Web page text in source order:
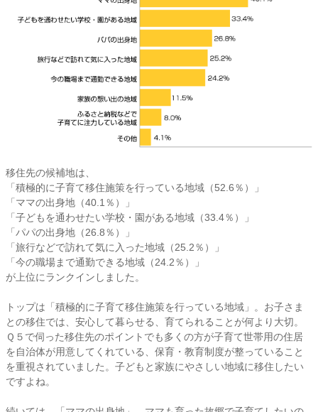
移住先の候補地は、
「積極的に子育て移住施策を行っている地域（52.6％）」
「ママの出身地（40.1％）」
「子どもを通わせたい学校・園がある地域（33.4％）」
「パパの出身地（26.8％）」
「旅行などで訪れて気に入った地域（25.2％）」
「今の職場まで通勤できる地域（24.2％）」
が上位にランクインしました。
トップは「積極的に子育て移住施策を行っている地域」。お子さま
との移住では、安心して暮らせる、育てられることが何より大切。
Ｑ５で伺った移住先のポイントでも多くの方が子育て世帯用の住居
を自治体が用意してくれている、保育・教育制度が整っていること
を重視されていました。子どもと家族にやさしい地域に移住したい
ですよね。